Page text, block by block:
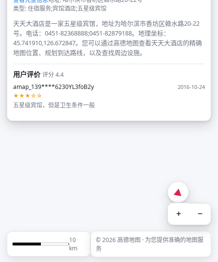
类型: 住宿服务;宾馆酒店;五星级宾馆
天天大酒店是一家五星级宾馆，地址为哈尔滨市香坊区赣水路20-22
号。电话：0451-82368888;0451-82879188。地理坐标：
45.741910,126.672847。您可以通过高德地图查看天天大酒店的精确
地图位置、规划到达路线，以及查找周边设施。
用户评价评分 4.4
amap_139****6230YL3foB2y
2016-10-24
★★★☆☆
五星级宾馆，但是卫生条件一般
+ −
10
km
© 2026 高德地图 · 为您提供准确的地图服
务